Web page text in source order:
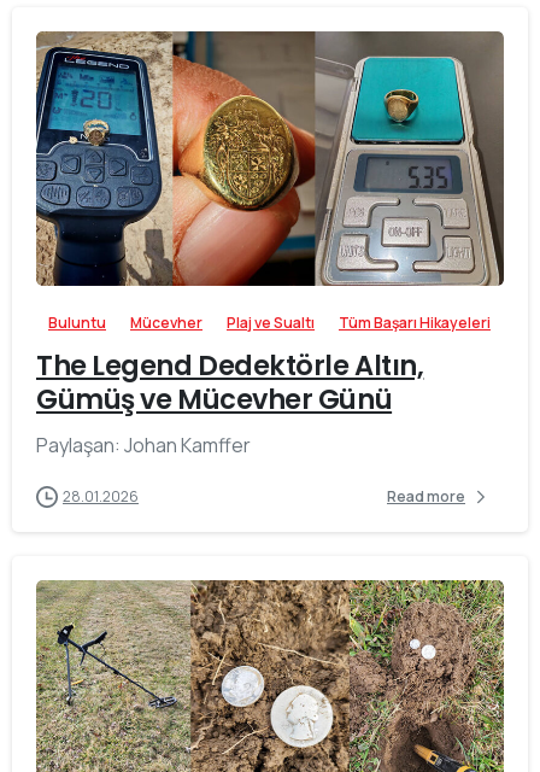
-
Buluntu Mücevher Plaj ve Sualtı Tüm Başarı Hikayeleri
The Legend Dedektörle Altın,
Gümüş ve Mücevher Günü
Paylaşan: Johan Kamffer
28.01.2026 Read more